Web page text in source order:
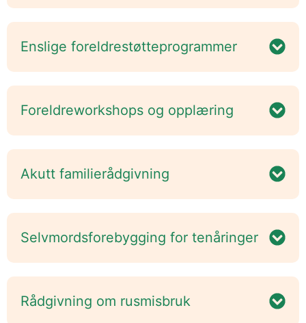
Enslige foreldrestøtteprogrammer
Foreldreworkshops og opplæring
Akutt familierådgivning
Selvmordsforebygging for tenåringer
Rådgivning om rusmisbruk